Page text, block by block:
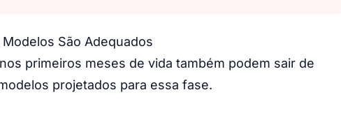
São Adequados
primeiros meses de vida também podem sair de
projetados para essa fase.